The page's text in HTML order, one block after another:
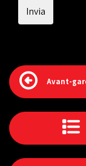
Avant-